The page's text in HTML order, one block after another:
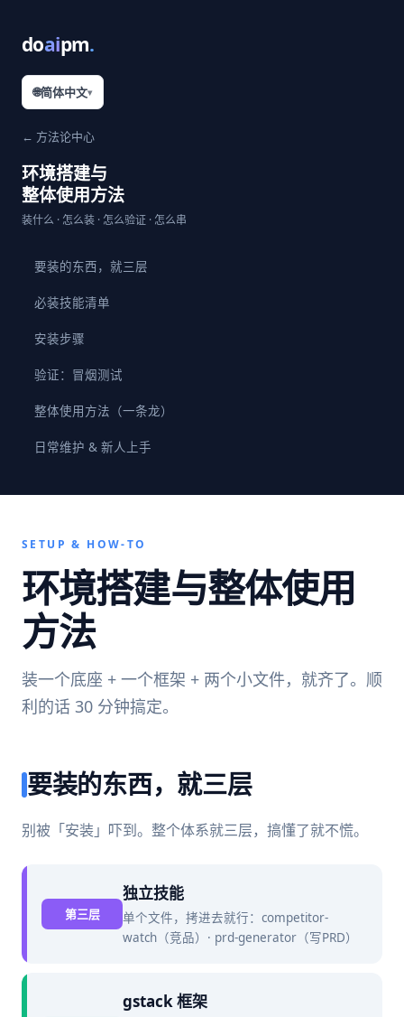
doaipm.
🌐简体中文▾
← 方法论中心
环境搭建与
整体使用方法
装什么 · 怎么装 · 怎么验证 · 怎么串
要装的东西，就三层
必装技能清单
安装步骤
验证：冒烟测试
整体使用方法（一条龙）
日常维护 & 新人上手
SETUP & HOW-TO
环境搭建与整体使用
方法
装一个底座 + 一个框架 + 两个小文件，就齐了。顺
利的话 30 分钟搞定。
要装的东西，就三层
别被「安装」吓到。整个体系就三层，搞懂了就不慌。
第三层
独立技能
单个文件，拷进去就行：competitor-
watch（竞品）· prd-generator（写PRD）
gstack 框架